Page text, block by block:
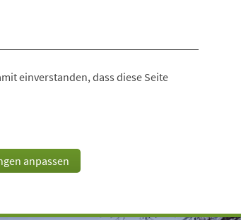
einverstanden, dass diese Seite
anpassen